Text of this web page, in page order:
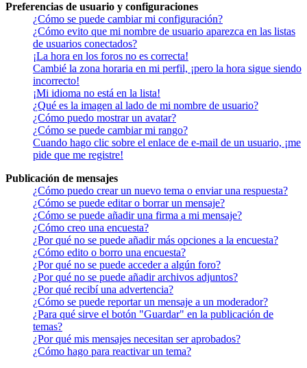
Preferencias de usuario y configuraciones
¿Cómo se puede cambiar mi configuración?
¿Cómo evito que mi nombre de usuario aparezca en las listas
de usuarios conectados?
¡La hora en los foros no es correcta!
Cambié la zona horaria en mi perfil, ¡pero la hora sigue siendo
incorrecto!
¡Mi idioma no está en la lista!
¿Qué es la imagen al lado de mi nombre de usuario?
¿Cómo puedo mostrar un avatar?
¿Cómo se puede cambiar mi rango?
Cuando hago clic sobre el enlace de e-mail de un usuario, ¡me
pide que me registre!
Publicación de mensajes
¿Cómo puedo crear un nuevo tema o enviar una respuesta?
¿Cómo se puede editar o borrar un mensaje?
¿Cómo se puede añadir una firma a mi mensaje?
¿Cómo creo una encuesta?
¿Por qué no se puede añadir más opciones a la encuesta?
¿Cómo edito o borro una encuesta?
¿Por qué no se puede acceder a algún foro?
¿Por qué no se puede añadir archivos adjuntos?
¿Por qué recibí una advertencia?
¿Cómo se puede reportar un mensaje a un moderador?
¿Para qué sirve el botón "Guardar" en la publicación de
temas?
¿Por qué mis mensajes necesitan ser aprobados?
¿Cómo hago para reactivar un tema?